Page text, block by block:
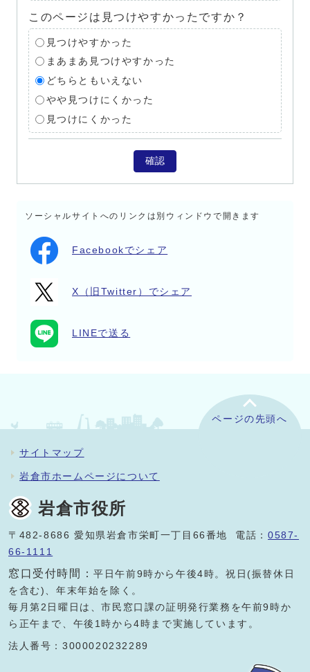
このページは見つけやすかったですか？
見つけやすかった
まあまあ見つけやすかった
どちらともいえない
やや見つけにくかった
見つけにくかった
確認
ソーシャルサイトへのリンクは別ウィンドウで開きます
Facebookでシェア
X（旧Twitter）でシェア
LINEで送る
ページの先頭へ
サイトマップ
岩倉市ホームページについて
岩倉市役所
〒482-8686 愛知県岩倉市栄町一丁目66番地 電話：0587-
66-1111
窓口受付時間：平日午前9時から午後4時。祝日(振替休日
を含む)、年末年始を除く。
毎月第2日曜日は、市民窓口課の証明発行業務を午前9時か
ら正午まで、午後1時から4時まで実施しています。
法人番号：3000020232289